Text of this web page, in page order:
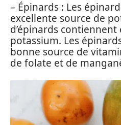
– Épinards : Les
excellente source de
d’épinards
potassium. Les
bonne source de
de folate et de